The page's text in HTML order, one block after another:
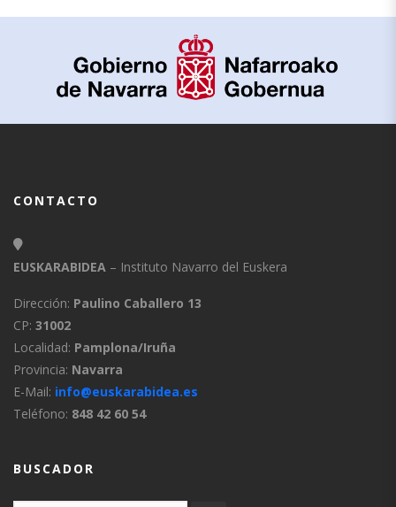
CONTACTO
EUSKARABIDEA – Instituto Navarro del Euskera
Dirección: Paulino Caballero 13
CP: 31002
Localidad: Pamplona/Iruña
Provincia: Navarra
E-Mail: info@euskarabidea.es
Teléfono: 848 42 60 54
BUSCADOR